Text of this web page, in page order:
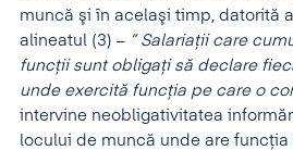
muncă şi în acelaşi timp, datorită
alineatul (3) – ” Salariaţii care
funcţii sunt obligaţi să declare
unde exercită funcţia pe care o
intervine neobligativitatea
locului de muncă unde are funcţia